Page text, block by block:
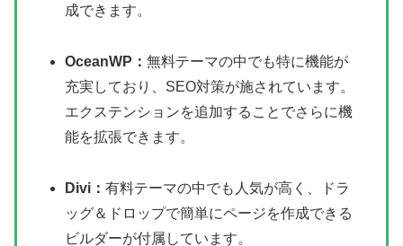
成できます。
OceanWP：無料テーマの中でも特に機能が
充実しており、SEO対策が施されています。
エクステンションを追加することでさらに機
能を拡張できます。
Divi：有料テーマの中でも人気が高く、ドラ
ッグ＆ドロップで簡単にページを作成できる
ビルダーが付属しています。